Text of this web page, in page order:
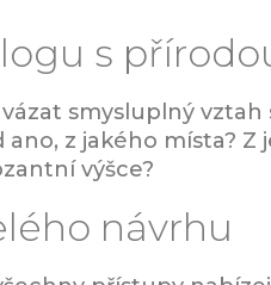
s
smysluplný
z jakého místa?
výšce?
návrhu